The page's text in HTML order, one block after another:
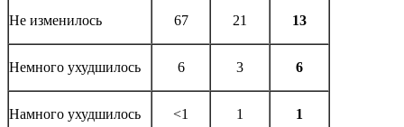
Не изменилось 67 21 13
Немного ухудшилось 6 3 6
Намного ухудшилось <1 1 1